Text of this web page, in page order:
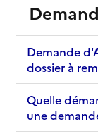
Demande
dossier à
Quelle
une